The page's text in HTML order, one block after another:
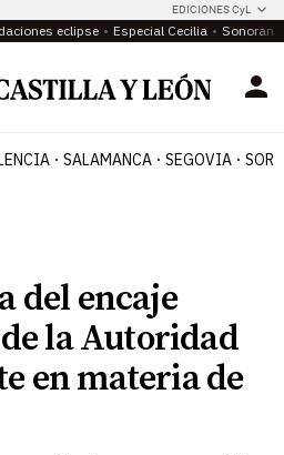
EDICIONES CyL
eclipse Especial Cecilia
SALAMANCA SEGOVIA
del encaje
la Autoridad
en materia de